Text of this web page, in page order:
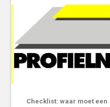
Checklist: waar moet een